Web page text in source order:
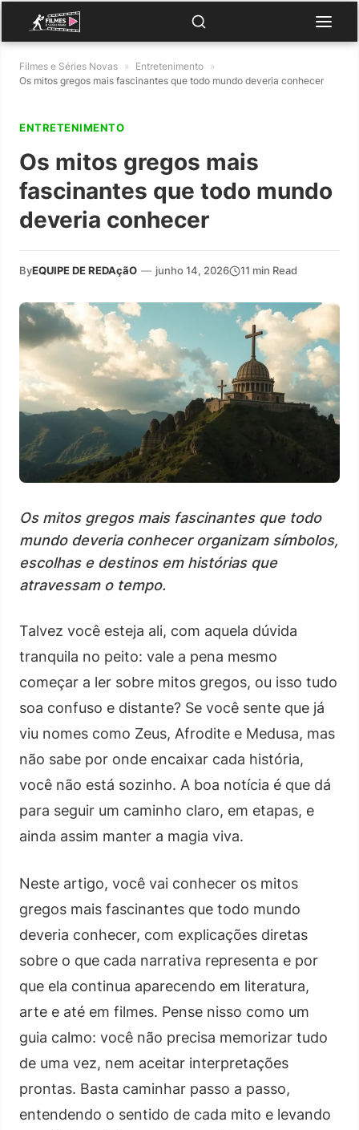
Filmes e Séries Novas » Entretenimento »
Os mitos gregos mais fascinantes que todo mundo deveria conhecer
ENTRETENIMENTO
Os mitos gregos mais
fascinantes que todo mundo
deveria conhecer
ByEQUIPE DE REDAçãO — junho 14, 2026 11 min Read
Os mitos gregos mais fascinantes que todo
mundo deveria conhecer organizam símbolos,
escolhas e destinos em histórias que
atravessam o tempo.
Talvez você esteja ali, com aquela dúvida
tranquila no peito: vale a pena mesmo
começar a ler sobre mitos gregos, ou isso tudo
soa confuso e distante? Se você sente que já
viu nomes como Zeus, Afrodite e Medusa, mas
não sabe por onde encaixar cada história,
você não está sozinho. A boa notícia é que dá
para seguir um caminho claro, em etapas, e
ainda assim manter a magia viva.
Neste artigo, você vai conhecer os mitos
gregos mais fascinantes que todo mundo
deveria conhecer, com explicações diretas
sobre o que cada narrativa representa e por
que ela continua aparecendo em literatura,
arte e até em filmes. Pense nisso como um
guia calmo: você não precisa memorizar tudo
de uma vez, nem aceitar interpretações
prontas. Basta caminhar passo a passo,
entendendo o sentido de cada mito e levando